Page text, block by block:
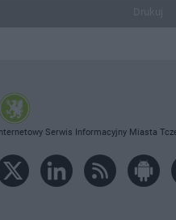
Serwis Informacyjny Miasta